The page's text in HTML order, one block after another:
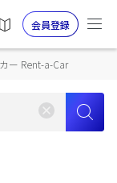
会員登録
ー Rent-a-Car